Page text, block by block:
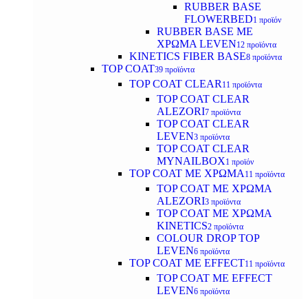
RUBBER BASE
FLOWERBED1 προϊόν
RUBBER BASE ΜΕ
ΧΡΩΜΑ LEVEN12 προϊόντα
KINETICS FIBER BASE8 προϊόντα
TOP COAT39 προϊόντα
TOP COAT CLEAR 11 προϊόντα
TOP COAT CLEAR
ALEZORI7 προϊόντα
TOP COAT CLEAR
LEVEN3 προϊόντα
TOP COAT CLEAR
MYNAILBOX1 προϊόν
TOP COAT ΜΕ ΧΡΩΜΑ 11 προϊόντα
TOP COAT ΜΕ ΧΡΩΜΑ
ALEZORI3 προϊόντα
TOP COAT ΜΕ ΧΡΩΜΑ
KINETICS2 προϊόντα
COLOUR DROP TOP
LEVEN6 προϊόντα
TOP COAT ΜΕ EFFECT11 προϊόντα
TOP COAT ME EFFECT
LEVEN6 προϊόντα